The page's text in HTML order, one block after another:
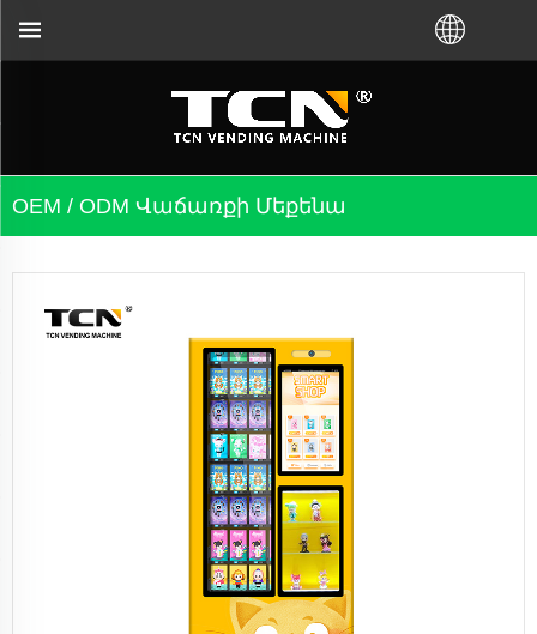
OEM / ODM Վաճառքի Մեքենա
վերացման համար, անկախ նրանից, թե